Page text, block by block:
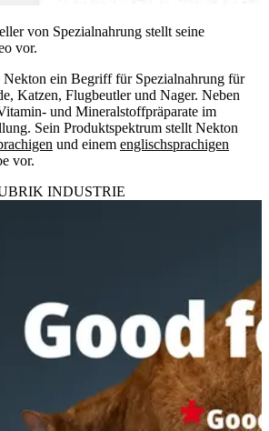
von Spezialnahrung stellt seine
vor.
Nekton ein Begriff für Spezialnahrung für
Katzen, Flugbeutler und Nager. Neben
und Mineralstoffpräparate im
Sein Produktspektrum stellt Nekton
und einem englischsprachigen
vor.
INDUSTRIE